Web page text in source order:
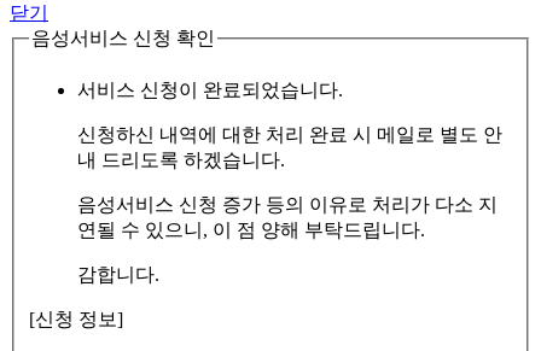
닫기
음성서비스 신청 확인
서비스 신청이 완료되었습니다.
신청하신 내역에 대한 처리 완료 시 메일로 별도 안
내 드리도록 하겠습니다.
음성서비스 신청 증가 등의 이유로 처리가 다소 지
연될 수 있으니, 이 점 양해 부탁드립니다.
감합니다.
[신청 정보]